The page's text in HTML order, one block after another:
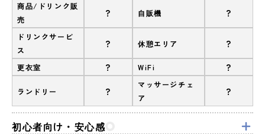
商品/ドリンク販
売
? 自販機 ?
ドリンクサービ
ス
? 休憩エリア ?
更衣室 ? WiFi ?
ランドリー ?
マッサージチェ
ア
?
初心者向け・安心感